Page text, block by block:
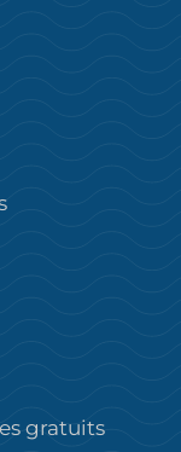
gratuits